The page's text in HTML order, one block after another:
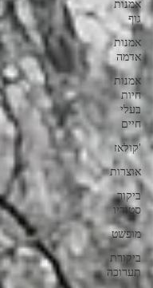
אמנות
גוף
אמנות
אדמה
אמנות
חיות
בעלי
חיים
'קולאז
אוצרות
ביקור
סטודיו
מופשט
ביקורת
תערוכה